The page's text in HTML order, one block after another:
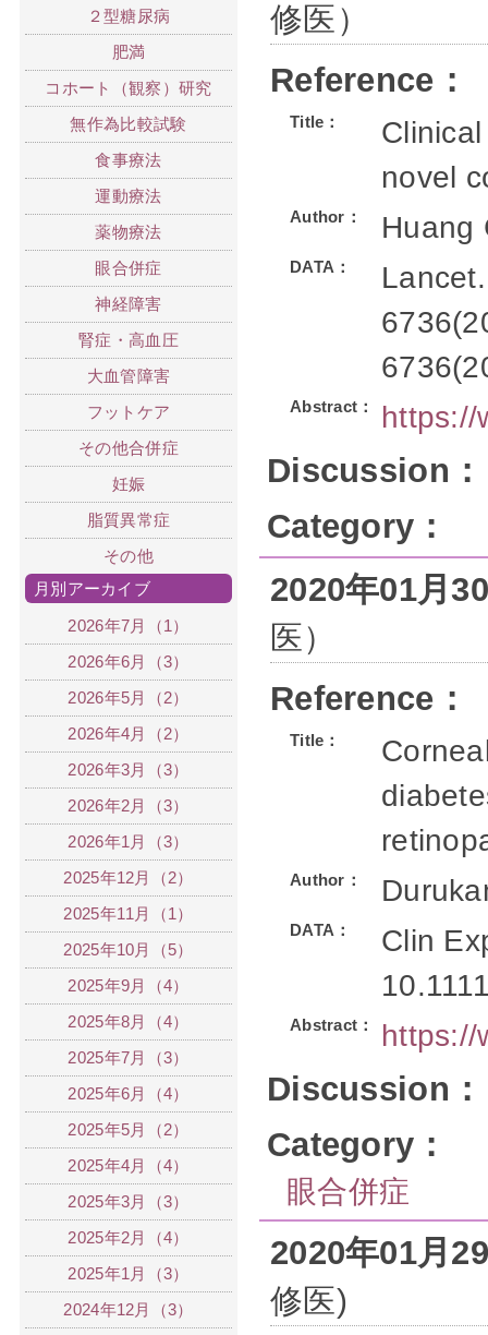
修医）
Reference：
Title：
novel
Author： Huang
DATA：
Abstract： https://
Discussion：
Category：
2020年01月
医）
Reference：
Title：
Author：
DATA：
Clin
Abstract： https://
Discussion：
Category：
眼合併症
2020年01月
修医)
２型糖尿病
肥満
コホート（観察）研究
無作為比較試験
食事療法
運動療法
薬物療法
眼合併症
神経障害
腎症・高血圧
大血管障害
フットケア
その他合併症
妊娠
脂質異常症
その他
月別アーカイブ
2026年7月（1）
2026年6月（3）
2026年5月（2）
2026年4月（2）
2026年3月（3）
2026年2月（3）
2026年1月（3）
2025年12月（2）
2025年11月（1）
2025年10月（5）
2025年9月（4）
2025年8月（4）
2025年7月（3）
2025年6月（4）
2025年5月（2）
2025年4月（4）
2025年3月（3）
2025年2月（4）
2025年1月（3）
2024年12月（3）